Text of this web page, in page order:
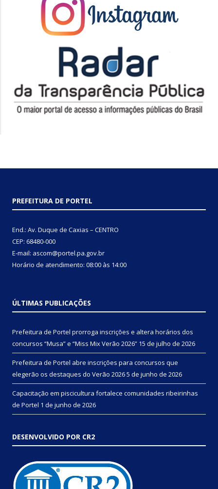
PREFEITURA DE PORTEL
End.: Av. Duque de Caxias – CENTRO
CEP: 68480-000
E-mail: ascom@portel.pa.gov.br
Horário de atendimento: 08:00 às 14:00
ÚLTIMAS PUBLICAÇÕES
Prefeitura de Portel prorroga inscrições e altera horários dos
concursos “Musa” e “Miss Mix Verão 2026” 15 de julho de 2026
Prefeitura de Portel abre inscrições para concursos que
elegerão os destaques do Verão 20265 de junho de 2026
Capacitação em piscicultura fortalece comunidades ribeirinhas
de Portel 1 de junho de 2026
DESENVOLVIDO POR CR2